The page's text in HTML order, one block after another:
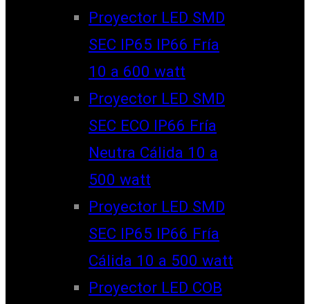
Proyector LED SMD
SEC IP65 IP66 Fría
10 a 600 watt
Proyector LED SMD
SEC ECO IP66 Fría
Neutra Cálida 10 a
500 watt
Proyector LED SMD
SEC IP65 IP66 Fría
Cálida 10 a 500 watt
Proyector LED COB